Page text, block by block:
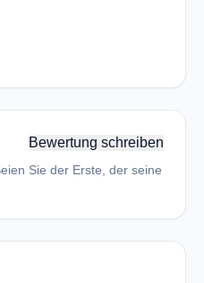
Bewertung schreiben
Sie der Erste, der seine